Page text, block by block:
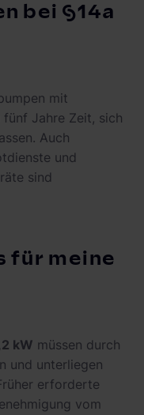
bei §14a
mit
fünf Jahre Zeit, sich
Auch
und
sind
für meine
kW müssen durch
und unterliegen
erforderte
vom